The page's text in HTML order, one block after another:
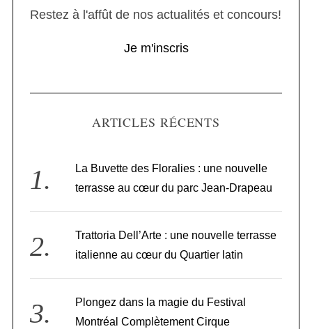
Restez à l'affût de nos actualités et concours!
Je m'inscris
ARTICLES RÉCENTS
La Buvette des Floralies : une nouvelle
terrasse au cœur du parc Jean-Drapeau
Trattoria Dell’Arte : une nouvelle terrasse
italienne au cœur du Quartier latin
Plongez dans la magie du Festival
Montréal Complètement Cirque